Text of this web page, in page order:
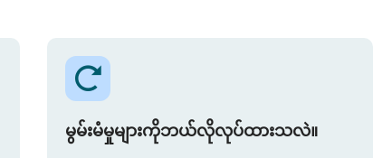
မွမ်းမံမှုများကိုဘယ်လိုလုပ်ထားသလဲ။